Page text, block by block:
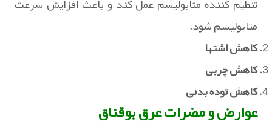
متابولیسم شود.
کاهش اشتها
کاهش چربی
کاهش توده بدنی
عوارض و مضرات عرق بوقناق